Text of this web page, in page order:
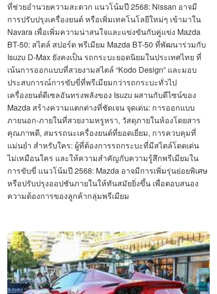
ที่ช่วยอำนวยความสะดวก แนวโน้มปี 2568: Nissan อาจมี
การปรับปรุงเครื่องยนต์ หรือเพิ่มเทคโนโลยีใหม่ๆ เข้ามาใน
Navara เพื่อเพิ่มความน่าสนใจและแข่งขันกับคู่แข่ง Mazda
BT-50: สไตล์ สปอร์ต พรีเมียม Mazda BT-50 ที่พัฒนาร่วมกับ
Isuzu D-Max ยังคงเป็น รถกระบะยอดนิยมในประเทศไทย ที่
เน้นการออกแบบที่สวยงามสไตล์ “Kodo Design” และมอบ
ประสบการณ์การขับขี่ที่พรีเมียมกว่ารถกระบะทั่วไป
เครื่องยนต์ดีเซลอันทรงพลังของ Isuzu ผสานกับดีไซน์ของ
Mazda สร้างความแตกต่างที่ชัดเจน จุดเด่น: การออกแบบ
ภายนอก-ภายในที่สวยงามหรูหรา, วัสดุภายในห้องโดยสาร
คุณภาพดี, สมรรถนะเครื่องยนต์ที่ยอดเยี่ยม, การควบคุมที่
แม่นยำ สำหรับใคร: ผู้ที่ต้องการรถกระบะที่มีสไตล์โดดเด่น
ไม่เหมือนใคร และให้ความสำคัญกับความรู้สึกพรีเมียมใน
การขับขี่ แนวโน้มปี 2568: Mazda อาจมีการเพิ่มรุ่นย่อยพิเศษ
หรือปรับปรุงออปชันภายในให้ทันสมัยยิ่งขึ้น เพื่อตอบสนอง
ความต้องการของลูกค้ากลุ่มพรีเมียม